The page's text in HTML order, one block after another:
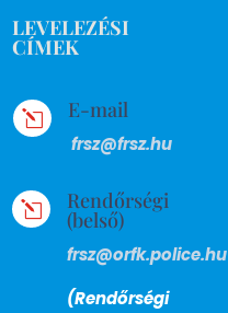
LEVELEZÉSI
CÍMEK
l E-mail
frsz@frsz.hu
l Rendőrségi
(belső)
frsz@orfk.police.hu
(Rendőrségi